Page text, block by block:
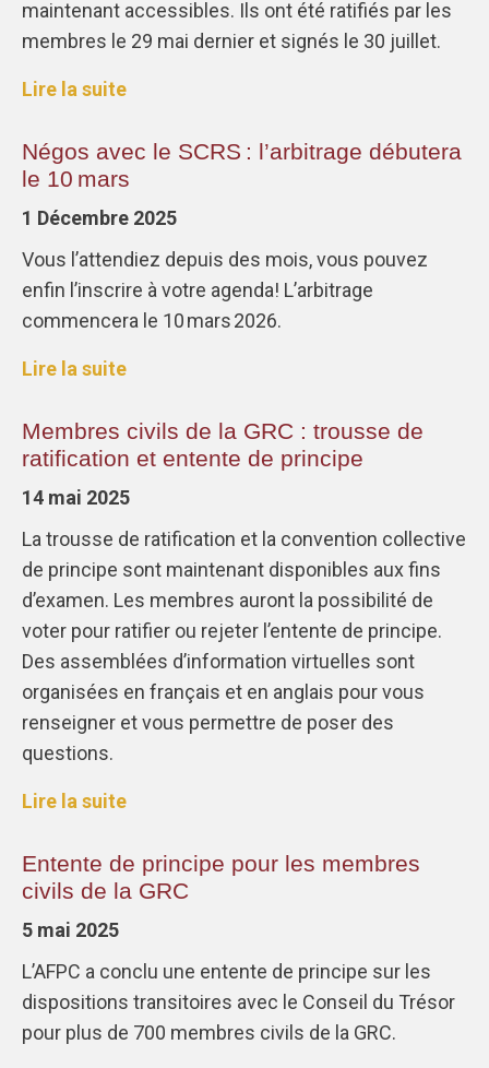
maintenant accessibles. Ils ont été ratifiés par les
membres le 29 mai dernier et signés le 30 juillet.
Lire la suite
Négos avec le SCRS : l’arbitrage débutera
le 10 mars
1 Décembre 2025
Vous l’attendiez depuis des mois, vous pouvez
enfin l’inscrire à votre agenda! L’arbitrage
commencera le 10 mars 2026.
Lire la suite
Membres civils de la GRC : trousse de
ratification et entente de principe
14 mai 2025
La trousse de ratification et la convention collective
de principe sont maintenant disponibles aux fins
d’examen. Les membres auront la possibilité de
voter pour ratifier ou rejeter l’entente de principe.
Des assemblées d’information virtuelles sont
organisées en français et en anglais pour vous
renseigner et vous permettre de poser des
questions.
Lire la suite
Entente de principe pour les membres
civils de la GRC
5 mai 2025
L’AFPC a conclu une entente de principe sur les
dispositions transitoires avec le Conseil du Trésor
pour plus de 700 membres civils de la GRC.